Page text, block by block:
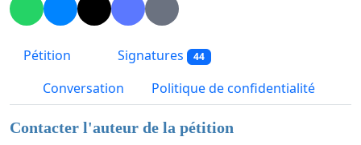
Pétition Signatures 44
Conversation Politique de confidentialité
Contacter l'auteur de la pétition